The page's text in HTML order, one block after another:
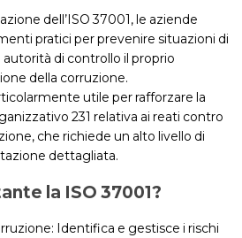
dell’ISO 37001, le aziende
pratici per prevenire situazioni di
di controllo il proprio
della corruzione.
utile per rafforzare la
231 relativa ai reati contro
che richiede un alto livello di
dettagliata.
la ISO 37001?
Identifica e gestisce i rischi